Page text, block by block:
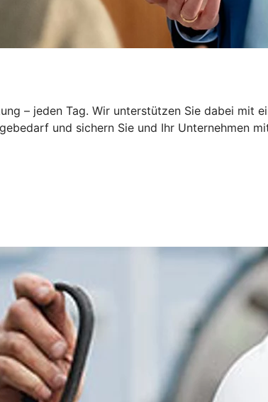
– jeden Tag. Wir unterstützen Sie dabei mit
und sichern Sie und Ihr Unternehmen